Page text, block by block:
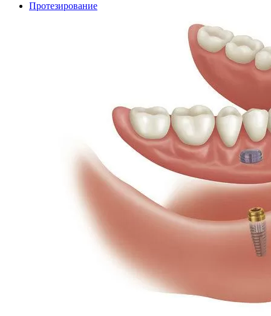
Протезирование